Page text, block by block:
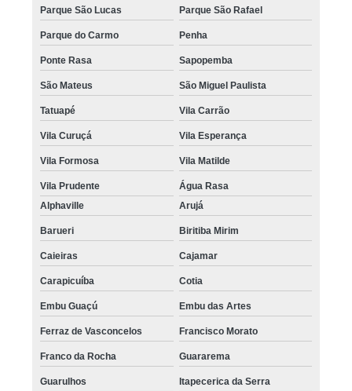
Parque São Lucas Parque São Rafael
Parque do Carmo Penha
Ponte Rasa Sapopemba
São Mateus São Miguel Paulista
Tatuapé Vila Carrão
Vila Curuçá Vila Esperança
Vila Formosa Vila Matilde
Vila Prudente
Água Rasa
Alphaville
Arujá
Barueri Biritiba Mirim
Caieiras Cajamar
Carapicuíba Cotia
Embu Guaçú Embu das Artes
Ferraz de Vasconcelos Francisco Morato
Franco da Rocha Guararema
Guarulhos Itapecerica da Serra